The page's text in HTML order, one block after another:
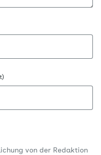
von der Redaktion